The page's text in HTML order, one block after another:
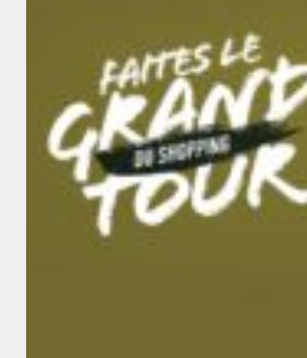
Shopping Center
GRAND TOUR
#btoc #digital #opening